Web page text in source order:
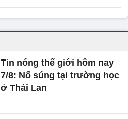
Tin nóng thế giới hôm nay
7/8: Nổ súng tại trường học
ở Thái Lan